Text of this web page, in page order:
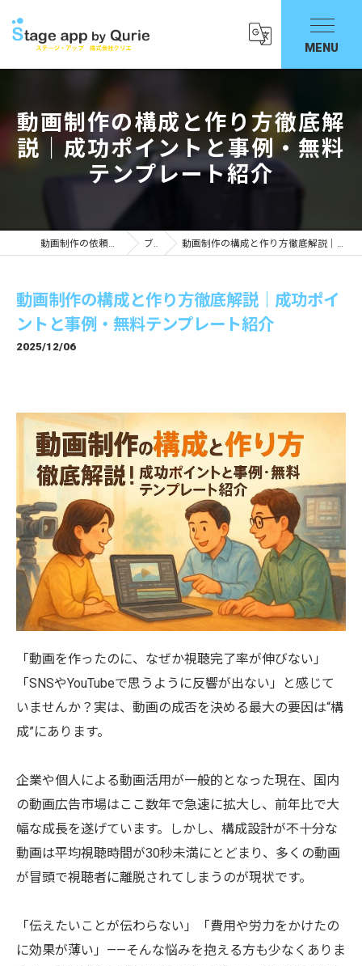
動画制作の構成と作り方徹底解
説｜成功ポイントと事例・無料
テンプレート紹介
動画制作の依頼ならStage app by Qurie ブログ 動画制作の構成と作り方徹底解説｜成功ポイントと事例・無料テンプレート紹介
動画制作の構成と作り方徹底解説｜成功ポイ
ントと事例・無料テンプレート紹介
2025/12/06
「動画を作ったのに、なぜか視聴完了率が伸びない」
「SNSやYouTubeで思うように反響が出ない」と感じて
いませんか？実は、動画の成否を決める最大の要因は“構
成”にあります。
企業や個人による動画活用が一般的となった現在、国内
の動画広告市場はここ数年で急速に拡大し、前年比で大
幅な成長を遂げています。しかし、構成設計が不十分な
動画は平均視聴時間が30秒未満にとどまり、多くの動画
が冒頭で視聴者に離脱されてしまうのが現状です。
「伝えたいことが伝わらない」「費用や労力をかけたの
に効果が薄い」——そんな悩みを抱える方も少なくありま